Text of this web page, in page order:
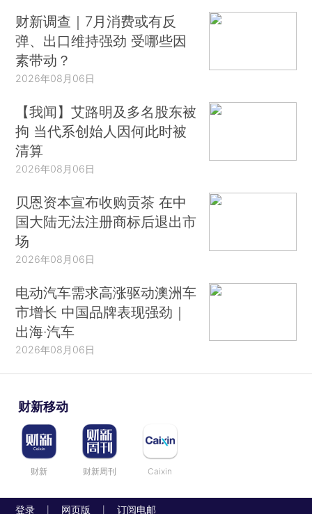
财新调查｜7月消费或有反
弹、出口维持强劲 受哪些因
素带动？
2026年08月06日
【我闻】艾路明及多名股东被
拘 当代系创始人因何此时被
清算
2026年08月06日
贝恩资本宣布收购贡茶 在中
国大陆无法注册商标后退出市
场
2026年08月06日
电动汽车需求高涨驱动澳洲车
市增长 中国品牌表现强劲｜
出海·汽车
2026年08月06日
财新移动
财新 财新周刊 Caixin
登录 网页版 订阅电邮